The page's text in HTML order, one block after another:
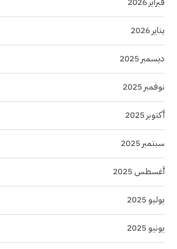
يناير 2026
ديسمبر 2025
نوفمبر 2025
أكتوبر 2025
سبتمبر 2025
أغسطس 2025
يوليو 2025
يونيو 2025